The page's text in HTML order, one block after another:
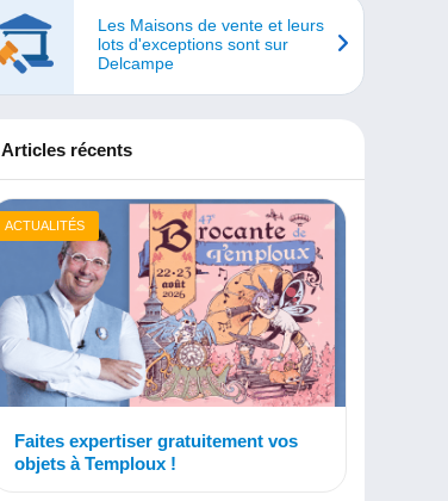
Les Maisons de vente et leurs
lots d'exceptions sont sur
Delcampe
Articles récents
ACTUALITÉS
Faites expertiser gratuitement vos
objets à Temploux !